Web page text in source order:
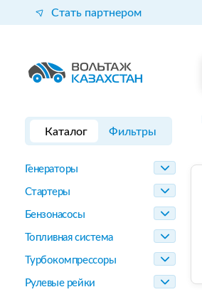
Стать партнером
Каталог Фильтры
Генераторы
Стартеры
Бензонасосы
Топливная система
Турбокомпрессоры
Рулевые рейки